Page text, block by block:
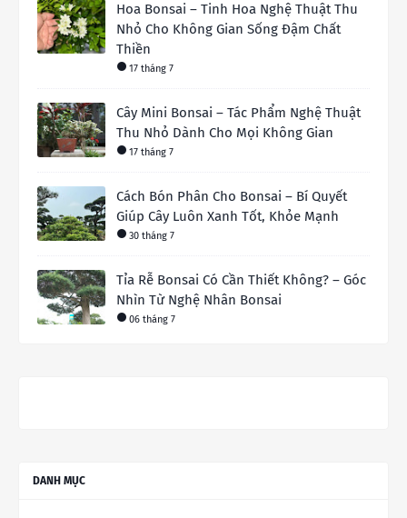
Hoa Bonsai – Tinh Hoa Nghệ Thuật Thu
Nhỏ Cho Không Gian Sống Đậm Chất
Thiền
17 tháng 7
Cây Mini Bonsai – Tác Phẩm Nghệ Thuật
Thu Nhỏ Dành Cho Mọi Không Gian
17 tháng 7
Cách Bón Phân Cho Bonsai – Bí Quyết
Giúp Cây Luôn Xanh Tốt, Khỏe Mạnh
30 tháng 7
Tỉa Rễ Bonsai Có Cần Thiết Không? – Góc
Nhìn Từ Nghệ Nhân Bonsai
06 tháng 7
DANH MỤC